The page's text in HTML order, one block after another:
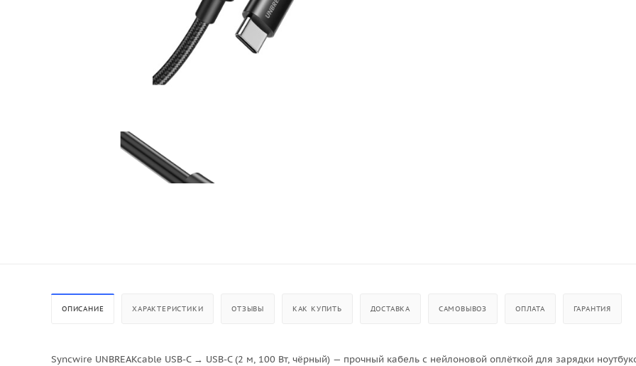
ОПИСАНИЕ ХАРАКТЕРИСТИКИ ОТЗЫВЫ КАК КУПИТЬ ДОСТАВКА САМОВЫВОЗ ОПЛАТА ГАРАНТИЯ
Syncwire UNBREAKcable USB-C → USB-C (2 м, 100 Вт, чёрный) — прочный кабель с нейлоновой оплёткой для зарядки